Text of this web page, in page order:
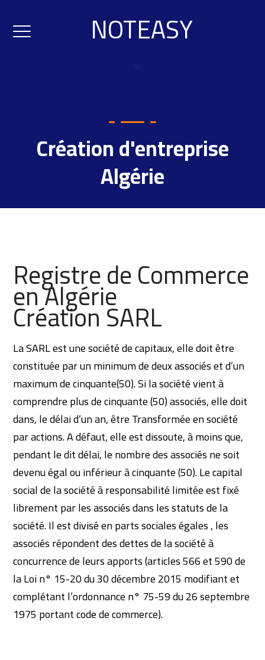
NOTEASY
Création d'entreprise
Algérie
Registre de Commerce
en Algérie
Création SARL
La SARL est une société de capitaux, elle doit être
constituée par un minimum de deux associés et d’un
maximum de cinquante(50). Si la société vient à
comprendre plus de cinquante (50) associés, elle doit
dans, le délai d’un an, être Transformée en société
par actions. A défaut, elle est dissoute, à moins que,
pendant le dit délai, le nombre des associés ne soit
devenu égal ou inférieur à cinquante (50). Le capital
social de la société à responsabilité limitée est fixé
librement par les associés dans les statuts de la
société. Il est divisé en parts sociales égales , les
associés répondent des dettes de la société à
concurrence de leurs apports (articles 566 et 590 de
la Loi n° 15-20 du 30 décembre 2015 modifiant et
complétant l’ordonnance n° 75-59 du 26 septembre
1975 portant code de commerce).